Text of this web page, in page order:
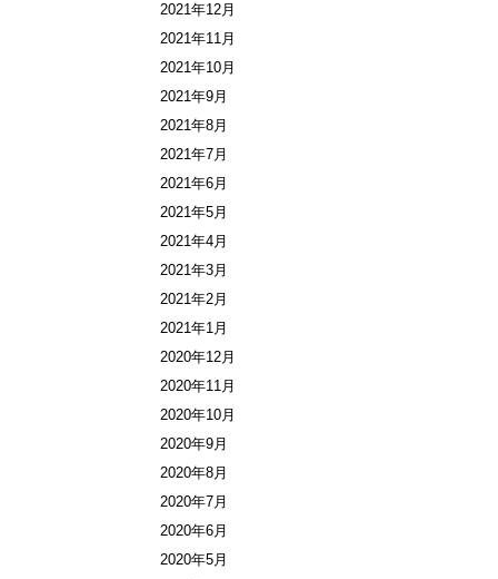
2021年12月
2021年11月
2021年10月
2021年9月
2021年8月
2021年7月
2021年6月
2021年5月
2021年4月
2021年3月
2021年2月
2021年1月
2020年12月
2020年11月
2020年10月
2020年9月
2020年8月
2020年7月
2020年6月
2020年5月